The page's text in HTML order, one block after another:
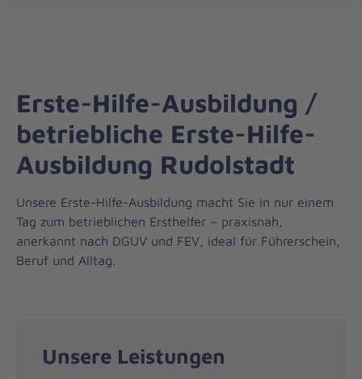
zum
Erste-Hilfe-Ausbildung /
betriebliche Erste-Hilfe-
Ausbildung Rudolstadt
Unsere Erste-Hilfe-Ausbildung macht Sie in nur einem
Tag zum betrieblichen Ersthelfer – praxisnah,
anerkannt nach DGUV und FEV, ideal für Führerschein,
Beruf und Alltag.
Unsere Leistungen